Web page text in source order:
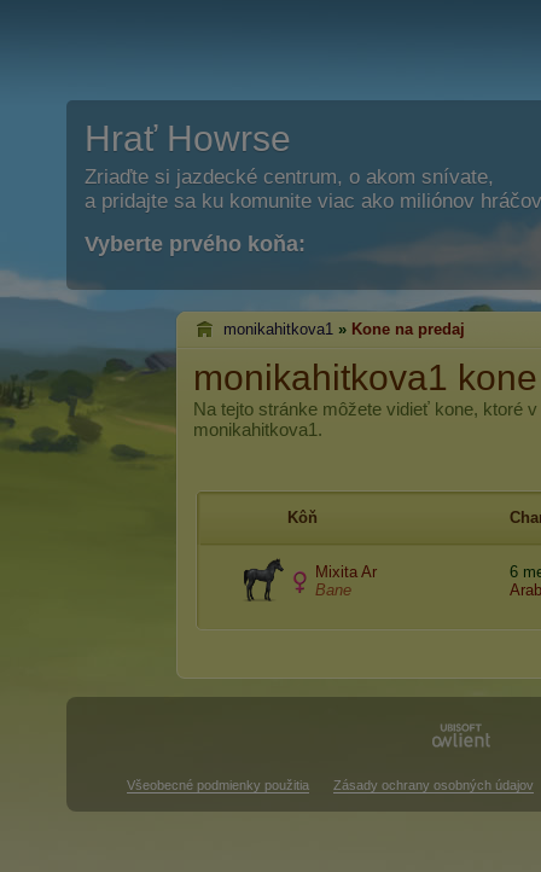
Hrať Howrse
Zriaďte si jazdecké centrum, o akom snívate,
a pridajte sa ku komunite viac ako miliónov
Vyberte prvého koňa:
monikahitkova1 » Kone na predaj
monikahitkova1
Na tejto stránke môžete vidieť kone, ktoré
monikahitkova1.
Kôň
Mixita Ar
Bane
6
Všeobecné podmienky použitia Zásady ochrany osobných údajov